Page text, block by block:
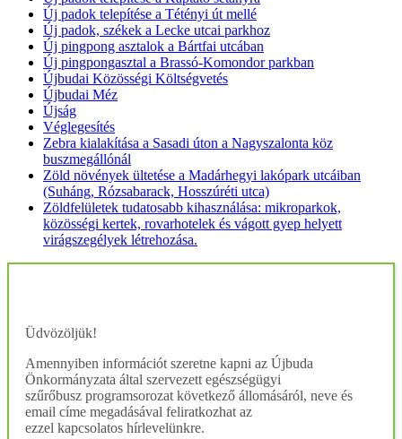
Új padok telepítése a Tétényi út mellé
Új padok, székek a Lecke utcai parkhoz
Új pingpong asztalok a Bártfai utcában
Új pingpongasztal a Brassó-Komondor parkban
Újbudai Közösségi Költségvetés
Újbudai Méz
Újság
Véglegesítés
Zebra kialakítása a Sasadi úton a Nagyszalonta köz
buszmegállónál
Zöld növények ültetése a Madárhegyi lakópark utcáiban
(Suháng, Rózsabarack, Hosszúréti utca)
Zöldfelületek tudatosabb kihasználása: mikroparkok,
közösségi kertek, rovarhotelek és vágott gyep helyett
virágszegélyek létrehozása.
Üdvözöljük!
Amennyiben információt szeretne kapni az Újbuda
Önkormányzata által szervezett egészségügyi
szűrőbusz programsorozat következő állomásáról, neve és
email címe megadásával feliratkozhat az
ezzel kapcsolatos hírlevelünkre.